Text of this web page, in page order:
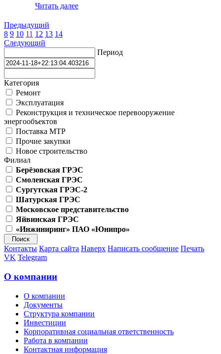
Читать далее
Предыдущий
8 9 10 11 12 13 14
Следующий
Период
Категория
Ремонт
Эксплуатация
Реконструкция и техническое перевооружение
энергообъектов
Поставка МТР
Прочие закупки
Новое строительство
Филиал
Берёзовская ГРЭС
Смоленская ГРЭС
Сургутская ГРЭС-2
Шатурская ГРЭС
Московское представительство
Яйвинская ГРЭС
«Инжиниринг» ПАО «Юнипро»
Контакты Карта сайта Наверх Написать сообщение Печать
VK Telegram
О компании
О компании
Документы
Структура компании
Инвестиции
Корпоративная социальная ответственность
Работа в компании
Контактная информация